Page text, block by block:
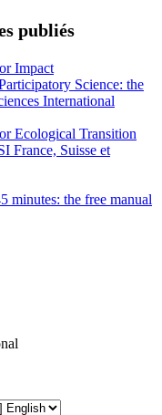
publiés
Impact
Science: the
International
Ecological Transition
France, Suisse et
minutes: the free manual